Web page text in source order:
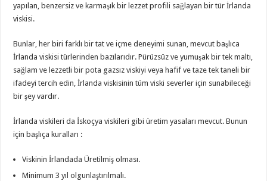
yapılan, benzersiz ve karmaşık bir lezzet profili sağlayan bir tür İrlanda
viskisi.
Bunlar, her biri farklı bir tat ve içme deneyimi sunan, mevcut başlıca
İrlanda viskisi türlerinden bazılarıdır. Pürüzsüz ve yumuşak bir tek maltı,
sağlam ve lezzetli bir pota gazsız viskiyi veya hafif ve taze tek taneli bir
ifadeyi tercih edin, İrlanda viskisinin tüm viski severler için sunabileceği
bir şey vardır.
İrlanda viskileri da İskoçya viskileri gibi üretim yasaları mevcut. Bunun
için başlıça kuralları :
Viskinin İrlandada Üretilmiş olması.
Minimum 3 yıl olgunlaştırılmalı.